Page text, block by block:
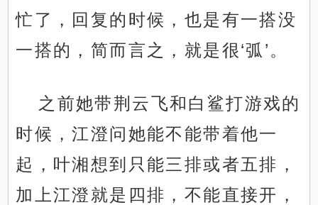
忙了，回复的时候，也是有一搭没
一搭的，简而言之，就是很‘弧’。
之前她带荆云飞和白鲨打游戏的
时候，江澄问她能不能带着他一
起，叶湘想到只能三排或者五排，
加上江澄就是四排，不能直接开，